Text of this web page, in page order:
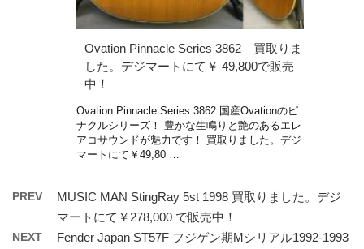
Ovation Pinnacle Series 3862 買取りま
した。デジマートにて￥ 49,800で販売
中！
Ovation Pinnacle Series 3862 国産Ovationのピ
ナクルシリーズ！ 豊かな生鳴りと艶のあるエレ
アコサウンドが魅力です！ 買取りました。デジ
マートにて￥49,80 …
PREV
MUSIC MAN StingRay 5st 1998 買取りました。デジ
マートにて￥278,000 で販売中！
NEXT
Fender Japan ST57F フジゲン期Mシリアル1992-1993